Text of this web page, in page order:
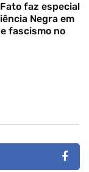
faz especial
Negra em
fascismo no